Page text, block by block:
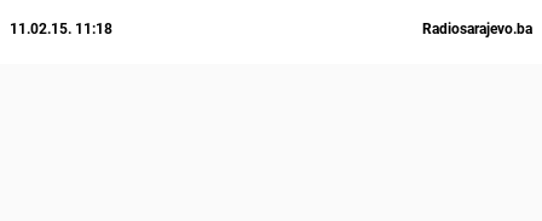
11.02.15. 11:18 Radiosarajevo.ba